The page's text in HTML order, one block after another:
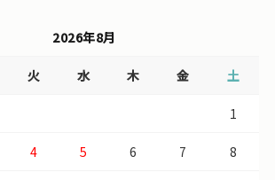
2026年8月
火 水 木 金 土
1
4 5 6 7 8